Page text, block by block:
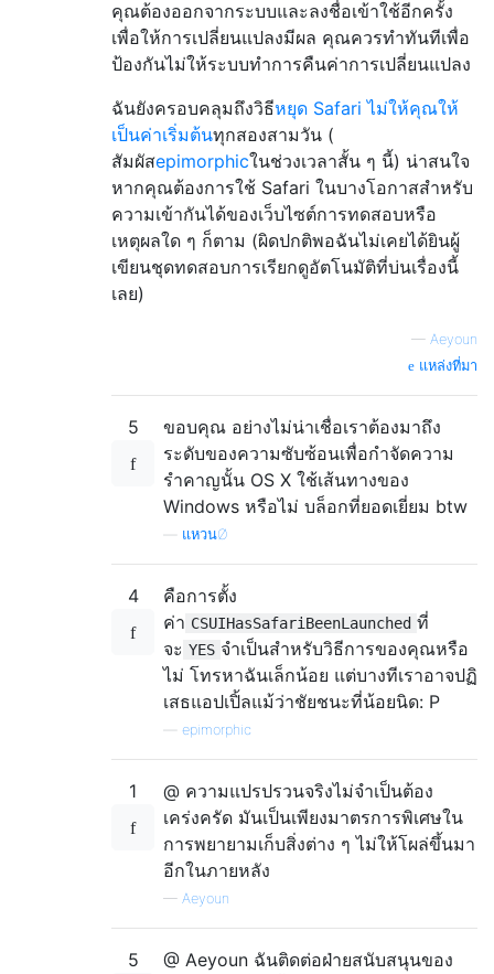
คุณต้องออกจากระบบและลงชื่อเข้าใช้อีกครั้ง
เพื่อให้การเปลี่ยนแปลงมีผล คุณควรทำทันทีเพื่อ
ป้องกันไม่ให้ระบบทำการคืนค่าการเปลี่ยนแปลง
ฉันยังครอบคลุมถึงวิธีหยุด Safari ไม่ให้คุณให้
เป็นค่าเริ่มต้นทุกสองสามวัน (
สัมผัสepimorphicในช่วงเวลาสั้น ๆ นี้) น่าสนใจ
หากคุณต้องการใช้ Safari ในบางโอกาสสำหรับ
ความเข้ากันได้ของเว็บไซต์การทดสอบหรือ
เหตุผลใด ๆ ก็ตาม (ผิดปกติพอฉันไม่เคยได้ยินผู้
เขียนชุดทดสอบการเรียกดูอัตโนมัติที่บ่นเรื่องนี้
เลย)
— Aeyoun
แหล่งที่มา
5
ขอบคุณ อย่างไม่น่าเชื่อเราต้องมาถึง
ระดับของความซับซ้อนเพื่อกำจัดความ
รำคาญนั้น OS X ใช้เส้นทางของ
Windows หรือไม่ บล็อกที่ยอดเยี่ยม btw
แหวนØ
4
คือการตั้ง
ค่า CSUIHasSafariBeenLaunched ที่
จะ YES จำเป็นสำหรับวิธีการของคุณหรือ
ไม่ โทรหาฉันเล็กน้อย แต่บางทีเราอาจปฏิ
เสธแอปเปิ้ลแม้ว่าชัยชนะที่น้อยนิด: P
epimorphic
1
@ ความแปรปรวนจริงไม่จำเป็นต้อง
เคร่งครัด มันเป็นเพียงมาตรการพิเศษใน
การพยายามเก็บสิ่งต่าง ๆ ไม่ให้โผล่ขึ้นมา
อีกในภายหลัง
— Aeyoun
5
@ Aeyoun ฉันติดต่อฝ่ายสนับสนุนของ